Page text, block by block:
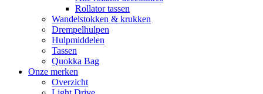
Rollator tassen
Wandelstokken & krukken
Drempelhulpen
Hulpmiddelen
Tassen
Quokka Bag
Onze merken
Overzicht